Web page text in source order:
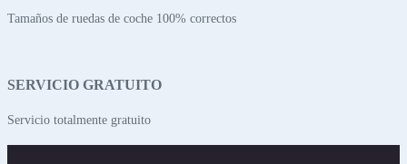
Tamaños de ruedas de coche 100% correctos
SERVICIO GRATUITO
Servicio totalmente gratuito